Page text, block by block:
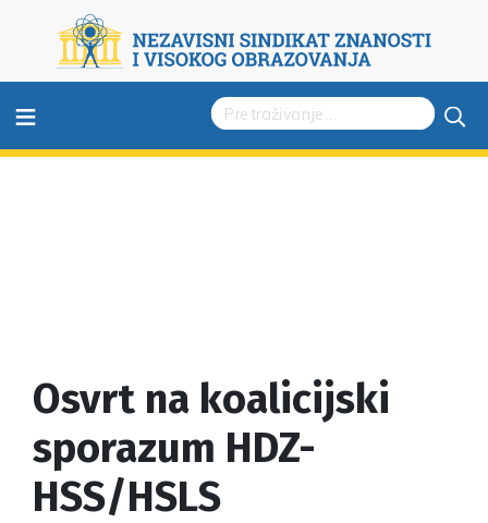
≡
Osvrt na koalicijski
sporazum HDZ-
HSS/HSLS